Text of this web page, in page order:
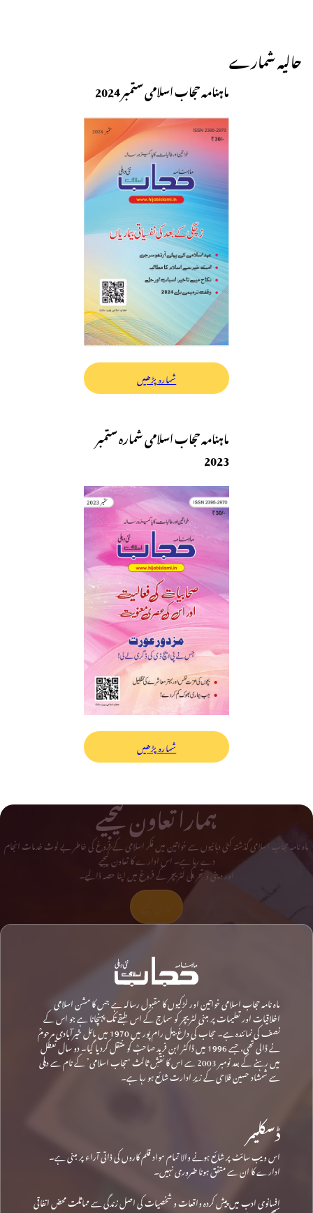
حالیہ شمارے
ماہنامہ حجاب اسلامی ستمبر 2024
شمارہ پڑھیں
ماہنامہ حجاب اسلامی شمارہ ستمبر
2023
شمارہ پڑھیں
ہمارا تعاون کیجیے
ماہ نامہ حجاب اسلامی گذشتہ کئی دہائیوں سے خواتین میں فکر اسلامی کے فروغ کی خاطر بے لوث خدمات انجام
دے رہا ہے۔ اس ادارے کا تعاون کیجیے
اور دینی و تحریکی لٹریچر کے فروغ میں اپنا حصہ ڈالیے۔
ماہ نامہ حجاب اسلامی خواتین اور لڑکیوں کا مقبول رسالہ ہے جس کا مشن اسلامی
اخلاقیات اور تعلیمات پر مبنی لٹریچر کو سماج کے اس طبقے تک پہنچانا ہے جو اس کے
نصف کی نمائندہ ہے۔ حجاب کی داغ بیل رام پور میں 1970 میں مائل خیرآبادی مرحومؒ
نے ڈالی تھی، جسے 1996 میں ڈاکٹر ابن فرید صاحبؒ کو منتقل کردیا گیا۔ دو سال تعطل
میں رہنے کے بعد نومبر 2003 سے اس کا نقشِ ثالث ‘حجاب اسلامی’ کے نام سے دہلی
سے شمشاد حسین فلاحی کے زیرِ ادارت شائع ہو رہا ہے۔
ڈسکلیمر
اس ویب سائٹ پر شائع ہونے والا تمام مواد قلم کاروں کی ذاتی آراء پر مبنی ہے۔
ادارے کا ان سے متفق ہونا ضروری نہیں۔
افسانوی ادب میں پیش کردہ واقعات و شخصیات کی اصل زندگی سے مماثلت محض اتفاقی